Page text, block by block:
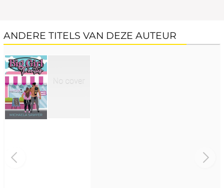
ANDERE TITELS VAN DEZE AUTEUR